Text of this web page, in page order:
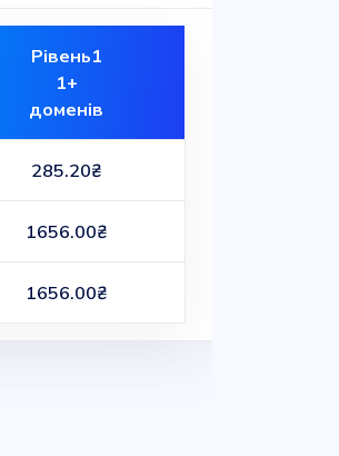
Рівень1
1+
доменів
285.20₴
1656.00₴
1656.00₴